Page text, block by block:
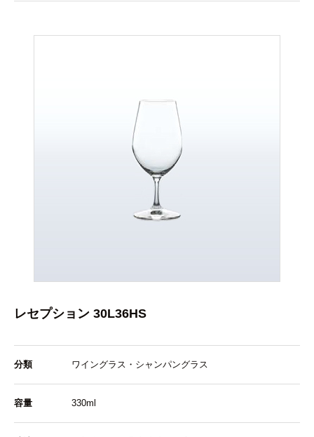
レセプション 30L36HS
分類 ワイングラス・シャンパングラス
容量 330ml